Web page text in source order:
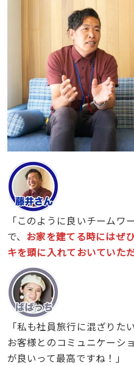
「このように良いチームワ
で、 お家を建てる時にはぜ
キを頭に入れておいていた
「私も社員旅行に混ざりた
お客様とのコミュニケーシ
が良いって最高ですね！」